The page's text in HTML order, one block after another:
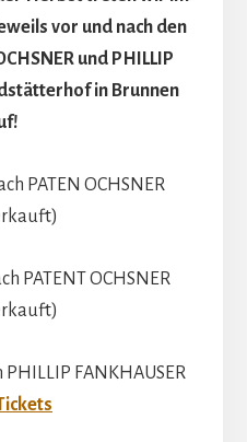
vor und nach den
und PHILLIP
in Brunnen
PATEN OCHSNER
PATENT OCHSNER
PHILLIP FANKHAUSER